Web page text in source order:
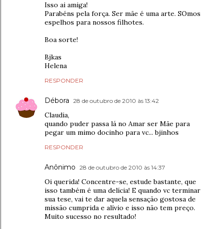
Isso ai amiga!
Parabéns pela força. Ser mãe é uma arte. SOmos
espelhos para nossos filhotes.
Boa sorte!
Bjkas
Helena
RESPONDER
Débora 28 de outubro de 2010 às 13:42
Claudia,
quando puder passa lá no Amar ser Mãe para
pegar um mimo docinho para vc... bjinhos
RESPONDER
Anônimo 28 de outubro de 2010 às 14:37
Oi querida! Concentre-se, estude bastante, que
isso também é uma delícia! E quando vc terminar
sua tese, vai te dar aquela sensação gostosa de
missão cumprida e alívio e isso não tem preço.
Muito sucesso no resultado!